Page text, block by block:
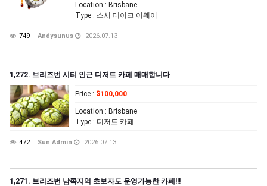
Location : Brisbane
Type : 스시 테이크 어웨이
749 Andysunus 2026.07.13
1,272. 브리즈번 시티 인근 디저트 카페 매매합니다
Price : $100,000
Location : Brisbane
Type : 디저트 카페
472 Sun Admin 2026.07.13
1,271. 브리즈번 남쪽지역 초보자도 운영가능한 카페!!!